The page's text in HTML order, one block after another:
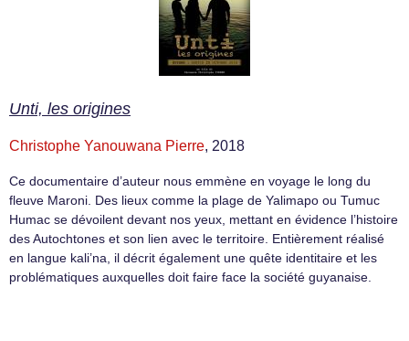
Unti, les origines
Christophe Yanouwana Pierre, 2018
Ce documentaire d’auteur nous emmène en voyage le long du
fleuve Maroni. Des lieux comme la plage de Yalimapo ou Tumuc
Humac se dévoilent devant nos yeux, mettant en évidence l’histoire
des Autochtones et son lien avec le territoire. Entièrement réalisé
en langue kali’na, il décrit également une quête identitaire et les
problématiques auxquelles doit faire face la société guyanaise.